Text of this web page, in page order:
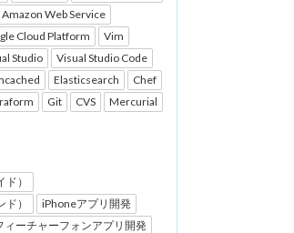
Amazon Web Service
Cloud Platform
Vim
Studio
Visual Studio Code
Elasticsearch
Chef
Git CVS
Mercurial
）
）
iPhoneアプリ開発
ィーチャーフォンアプリ開発